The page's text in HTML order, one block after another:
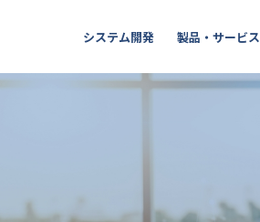
システム開発 製品・サービス